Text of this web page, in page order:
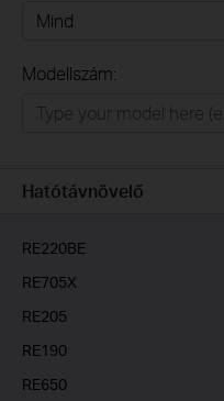
Irodai/üzleti
Modellszám:
Hatótávnövelő
RE220BE
RE705X
RE205
RE190
RE650